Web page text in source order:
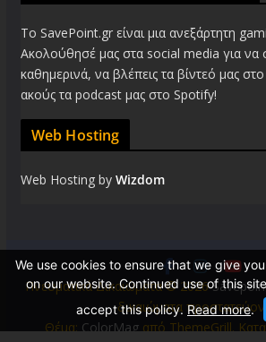
Το SavePoint.gr είναι μια ανεξάρτητη
Ακολούθησέ μας στα social media για να
καθημερινά, να βλέπεις τα βίντεό μας
ακούς τα podcast μας στο Spotify!
Web Hosting
Web Hosting by Wizdom
Πνευματικά Δικαιώματα © 2026
δικαιώματα
Θέμα:ColorMagαπό ThemeGrill.
We use cookies to ensure that we give
on our website. Continued use of this
accept this policy.Read more.